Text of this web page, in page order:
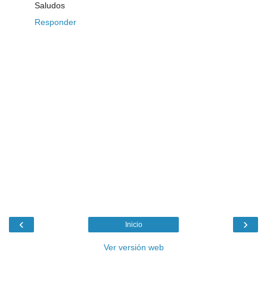
Saludos
Responder
‹ ›
Inicio
Ver versión web